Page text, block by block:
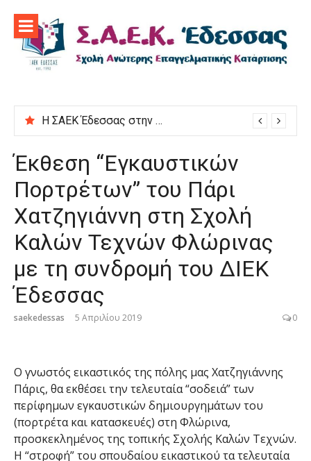
περιεχόμενο
Η ΣΑΕΚ Έδεσσας στην εκδήλωση “Μαγειρεύουμε στις ρίζες μας”
Έκθεση “Εγκαυστικών
Πορτρέτων” του Πάρι
Χατζηγιάννη στη Σχολή
Καλών Τεχνών Φλώρινας
με τη συνδρομή του ΔΙΕΚ
Έδεσσας
saekedessas 5 Απριλίου 2019 0
Ο γνωστός εικαστικός της πόλης μας Χατζηγιάννης
Πάρις, θα εκθέσει την τελευταία “σοδειά” των
περίφημων εγκαυστικών δημιουργημάτων του
(πορτρέτα και κατασκευές) στη Φλώρινα,
προσκεκλημένος της τοπικής Σχολής Καλών Τεχνών.
Η “στροφή” του σπουδαίου εικαστικού τα τελευταία